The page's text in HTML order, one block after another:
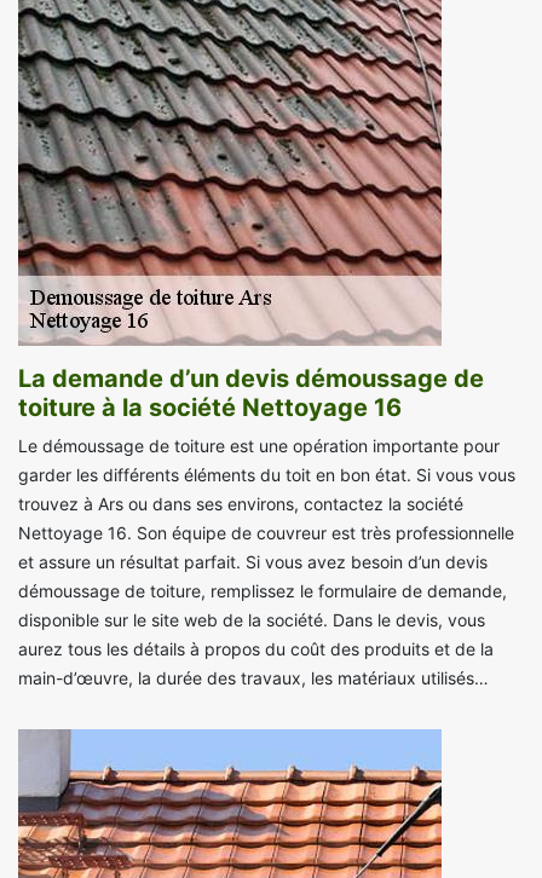
La demande d’un devis démoussage de
toiture à la société Nettoyage 16
Le démoussage de toiture est une opération importante pour
garder les différents éléments du toit en bon état. Si vous vous
trouvez à Ars ou dans ses environs, contactez la société
Nettoyage 16. Son équipe de couvreur est très professionnelle
et assure un résultat parfait. Si vous avez besoin d’un devis
démoussage de toiture, remplissez le formulaire de demande,
disponible sur le site web de la société. Dans le devis, vous
aurez tous les détails à propos du coût des produits et de la
main-d’œuvre, la durée des travaux, les matériaux utilisés…